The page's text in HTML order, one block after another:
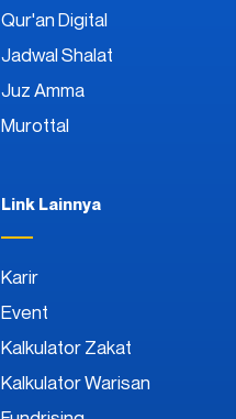
Qur'an Digital
Jadwal Shalat
Juz Amma
Murottal
Link Lainnya
Karir
Event
Kalkulator Zakat
Kalkulator Warisan